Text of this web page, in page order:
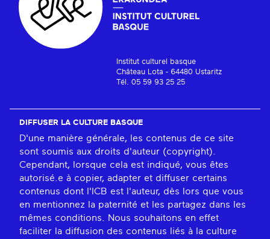
Institut culturel basque
Château Lota - 64480 Ustaritz
Tél. 05 59 93 25 25
DIFFUSER LA CULTURE BASQUE
D'une manière générale, les contenus de ce site
sont soumis aux droits d'auteur (copyright).
Cependant, lorsque cela est indiqué, vous êtes
autorisé.e à copier, adapter et diffuser certains
contenus dont l'ICB est l'auteur, dès lors que vous
en mentionnez la paternité et les partagez dans les
mêmes conditions. Nous souhaitons en effet
faciliter la diffusion des contenus liés à la culture